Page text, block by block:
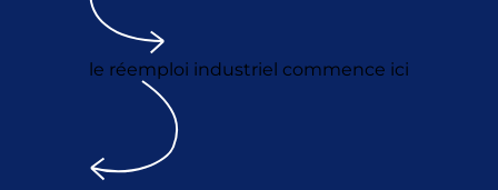
le réemploi industriel commence ici